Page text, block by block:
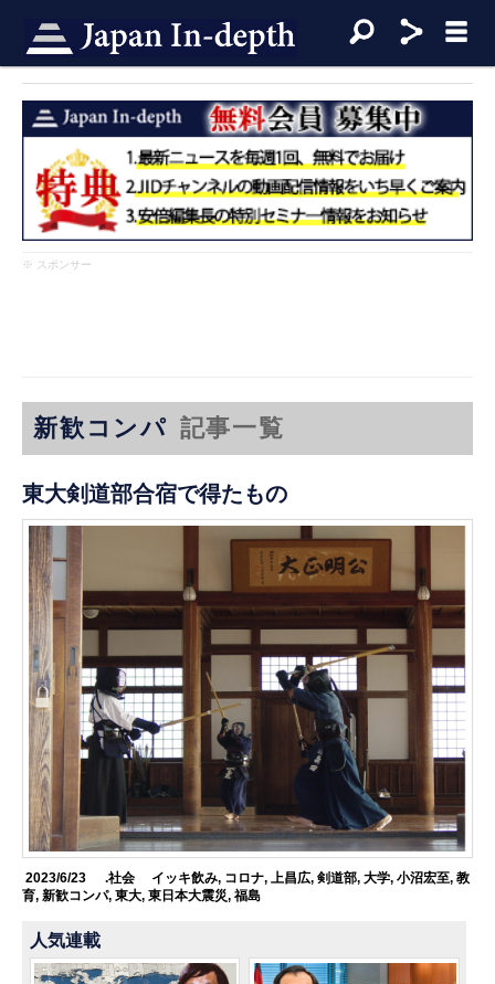
※ スポンサー
新歓コンパ 記事一覧
東大剣道部合宿で得たもの
2023/6/23 .社会 イッキ飲み, コロナ, 上昌広, 剣道部, 大学, 小沼宏至, 教
育,新歓コンパ,東大,東日本大震災,福島
人気連載